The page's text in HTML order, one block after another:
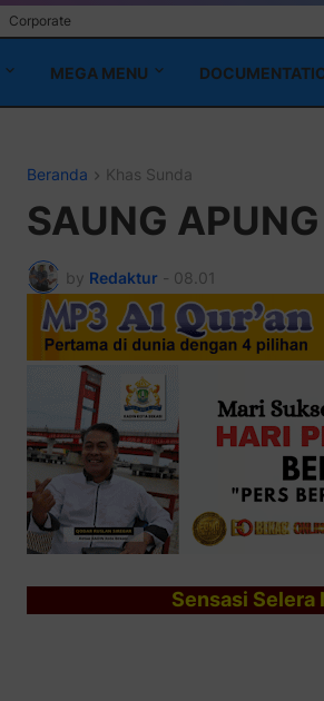
Corporate
MEGA MENU
Beranda Khas Sunda
SAUNG
by Redaktur - 08.01
Sensasi Selera